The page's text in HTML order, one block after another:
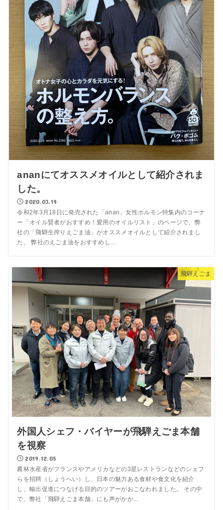
ananにてオススメオイルとして紹介されま
した。
2020.03.19
令和2年3月18日に発売された「anan」女性ホルモン特集内のコーナ
ー「オイル賢者がおすすめ！愛用のオイルリスト」のページで、弊
社の「飛騨生搾りえごま油」がオススメオイルとして紹介されまし
た。 弊社のえごま油をおすすめし...
飛騨えごま
外国人シェフ・バイヤーが飛騨えごま本舗
を視察
2019.12.05
農林水産省がフランスやアメリカなどの3星レストランなどのシェフ
らを招聘（しょうへい）し、日本の魅力ある食材や食文化を紹介
し、輸出促進につなげる目的のツアーがおこなわれました。 その中
で、弊社「飛騨えごま本舗」にも声がかか...